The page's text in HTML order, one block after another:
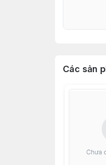
Các sản